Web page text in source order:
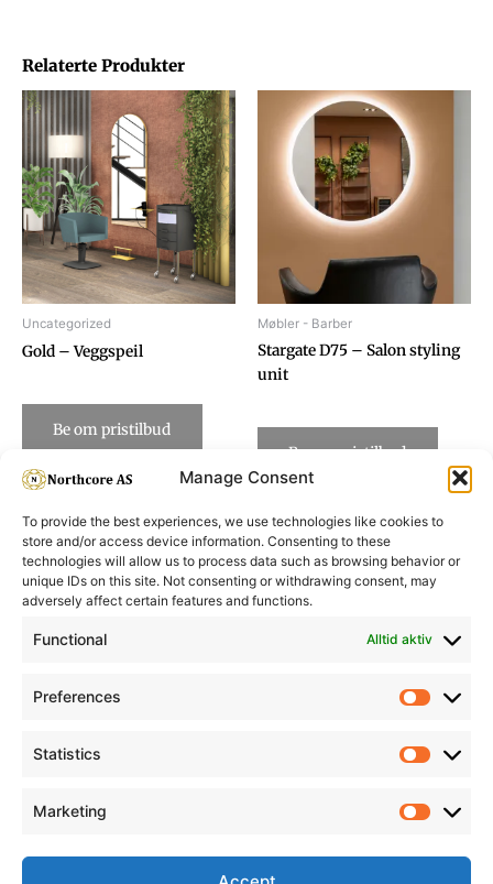
Manage Consent
To provide the best experiences, we use technologies like cookies to
store and/or access device information. Consenting to these
technologies will allow us to process data such as browsing behavior or
unique IDs on this site. Not consenting or withdrawing consent, may
adversely affect certain features and functions.
Functional Alltid aktiv
Preferences
Statistics
Marketing
Relaterte Produkter
Uncategorized
Gold – Veggspeil
Be om pristilbud
Møbler - Barber
Stargate D75 – Salon styling
unit
Be om pristilbud
Informasjon